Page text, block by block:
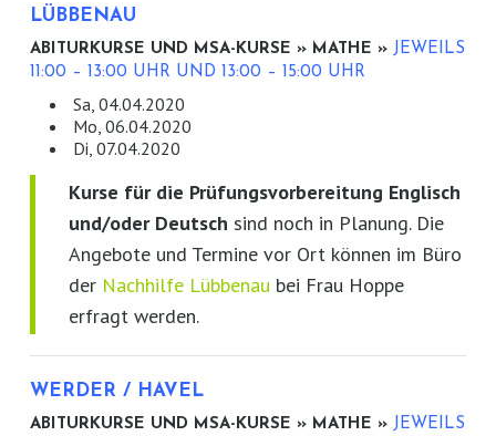
LÜBBENAU
ABITURKURSE UND MSA-KURSE » MATHE » JEWEILS
11:00 – 13:00 UHR UND 13:00 – 15:00 UHR
Sa, 04.04.2020
Mo, 06.04.2020
Di, 07.04.2020
Kurse für die Prüfungsvorbereitung Englisch
und/oder Deutsch sind noch in Planung. Die
Angebote und Termine vor Ort können im Büro
der Nachhilfe Lübbenau bei Frau Hoppe
erfragt werden.
WERDER / HAVEL
ABITURKURSE UND MSA-KURSE » MATHE » JEWEILS